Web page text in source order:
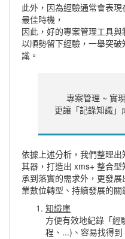
此外，因為經驗通常會表
最佳時機，
因此，好的專案管理工具
以順勢留下經驗，一舉突
識。
專案管理 ~ 實
更讓「記錄知識
依據上述分析，我們整理
其器，打造出 xms+ 整合
承到落實的需求外，更發
業數位轉型、持續發展的關
知識庫
方便有效地紀錄「經
程、...)、容易找得到